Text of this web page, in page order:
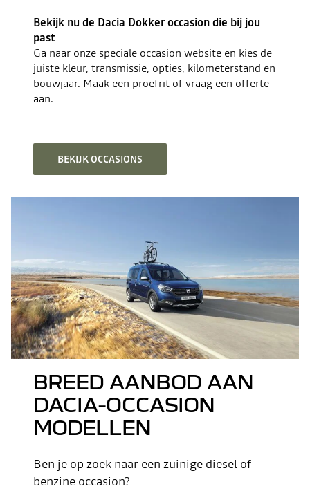
Bekijk nu de Dacia Dokker occasion die bij jou
past
Ga naar onze speciale occasion website en kies de
juiste kleur, transmissie, opties, kilometerstand en
bouwjaar. Maak een proefrit of vraag een offerte
aan.
BEKIJK OCCASIONS
BREED AANBOD AAN
DACIA-OCCASION
MODELLEN
Ben je op zoek naar een zuinige diesel of
benzine occasion?